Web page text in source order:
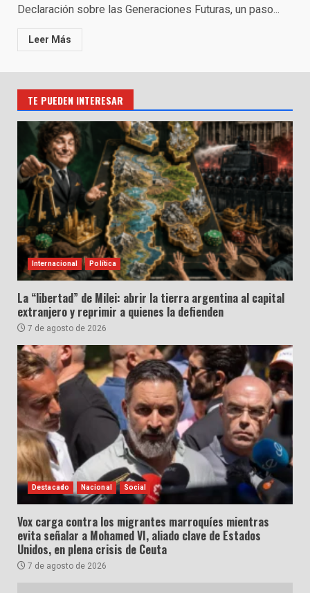
Declaración sobre las Generaciones Futuras, un paso...
Leer Más
TE PUEDEN INTERESAR
Internacional Política
La “libertad” de Milei: abrir la tierra argentina al capital
extranjero y reprimir a quienes la defienden
7 de agosto de 2026
Destacado Nacional Social
Vox carga contra los migrantes marroquíes mientras
evita señalar a Mohamed VI, aliado clave de Estados
Unidos, en plena crisis de Ceuta
7 de agosto de 2026